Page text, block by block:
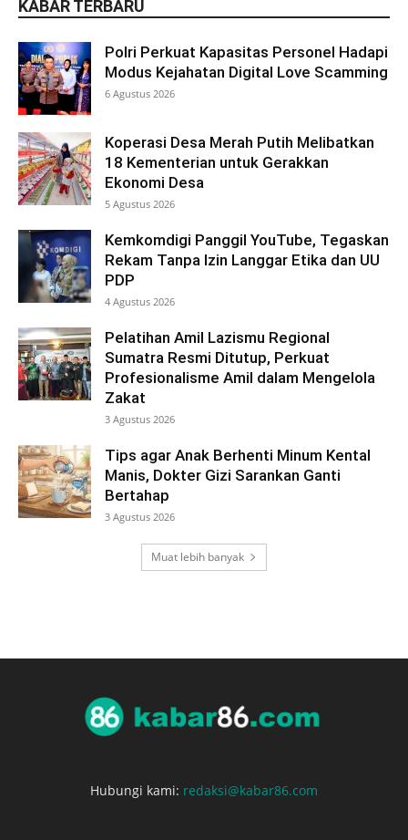
KABAR TERBARU
Polri Perkuat Kapasitas Personel Hadapi
Modus Kejahatan Digital Love Scamming
6 Agustus 2026
Koperasi Desa Merah Putih Melibatkan
18 Kementerian untuk Gerakkan
Ekonomi Desa
5 Agustus 2026
Kemkomdigi Panggil YouTube, Tegaskan
Rekam Tanpa Izin Langgar Etika dan UU
PDP
4 Agustus 2026
Pelatihan Amil Lazismu Regional
Sumatra Resmi Ditutup, Perkuat
Profesionalisme Amil dalam Mengelola
Zakat
3 Agustus 2026
Tips agar Anak Berhenti Minum Kental
Manis, Dokter Gizi Sarankan Ganti
Bertahap
3 Agustus 2026
Muat lebih banyak
Hubungi kami: redaksi@kabar86.com